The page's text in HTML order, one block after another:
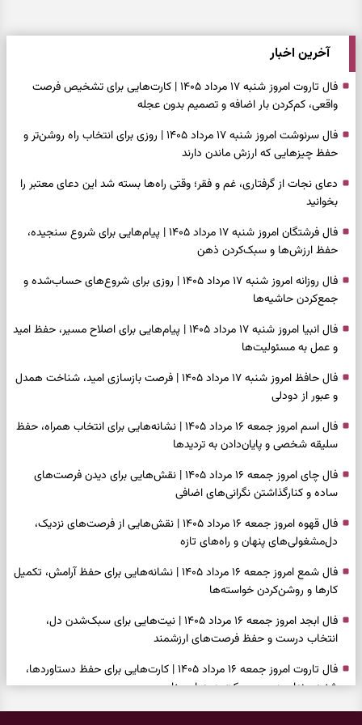
آخرین اخبار
فال تاروت امروز شنبه ۱۷ مرداد ۱۴۰۵ | کارت‌هایی برای تشخیص فرصت
واقعی، کم‌کردن بار اضافه و تصمیم بدون عجله
فال سرنوشت امروز شنبه ۱۷ مرداد ۱۴۰۵ | روزی برای انتخاب راه روشن‌تر و
حفظ چیزهایی که ارزش ماندن دارند
دعای نجات از گرفتاری، غم و فقر؛ وقتی راه‌ها بسته شد این دعای معتبر را
بخوانید
فال فرشتگان امروز شنبه ۱۷ مرداد ۱۴۰۵ | پیام‌هایی برای شروع سنجیده،
حفظ ارزش‌ها و سبک‌کردن ذهن
فال روزانه امروز شنبه ۱۷ مرداد ۱۴۰۵ | روزی برای شروع‌های حساب‌شده و
جمع‌کردن حاشیه‌ها
فال انبیا امروز شنبه ۱۷ مرداد ۱۴۰۵ | پیام‌هایی برای اصلاح مسیر، حفظ امید
و عمل به مسئولیت‌ها
فال حافظ امروز شنبه ۱۷ مرداد ۱۴۰۵ | فرصت بازسازی امید، شناخت همدل
و عبور از دودلی
فال اسم امروز جمعه ۱۶ مرداد ۱۴۰۵ | نشانه‌هایی برای انتخاب همراه، حفظ
سلیقه شخصی و پایان‌دادن به تردیدها
فال چای امروز جمعه ۱۶ مرداد ۱۴۰۵ | نقش‌هایی برای دیدن فرصت‌های
ساده و کنارگذاشتن نگرانی‌های اضافی
فال قهوه امروز جمعه ۱۶ مرداد ۱۴۰۵ | نقش‌هایی از فرصت‌های نزدیک،
دل‌مشغولی‌های پنهان و راه‌های تازه
فال شمع امروز جمعه ۱۶ مرداد ۱۴۰۵ | نشانه‌هایی برای حفظ آرامش، تکمیل
کارها و روشن‌کردن خواسته‌ها
فال ابجد امروز جمعه ۱۶ مرداد ۱۴۰۵ | نیت‌هایی برای سبک‌شدن دل،
انتخاب درست و حفظ فرصت‌های ارزشمند
فال تاروت امروز جمعه ۱۶ مرداد ۱۴۰۵ | کارت‌هایی برای حفظ دستاوردها،
شنیدن ندای درون و حرکت در زمان مناسب